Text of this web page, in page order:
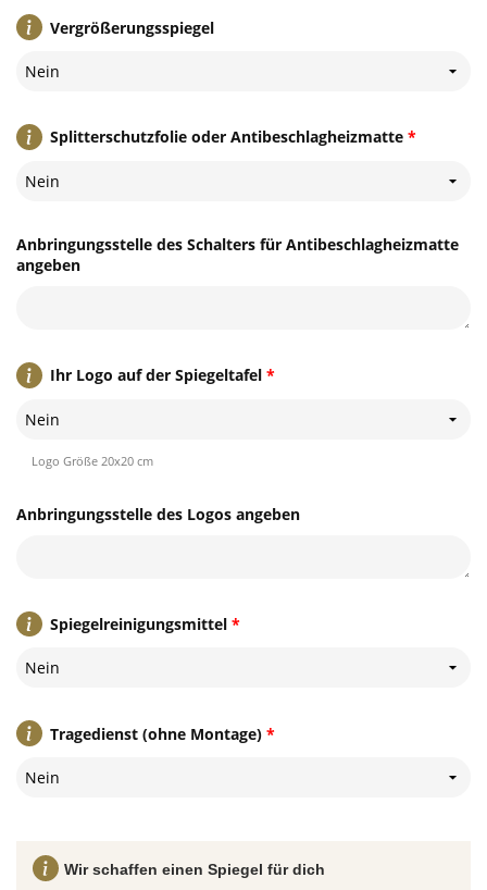
Vergrößerungsspiegel
Nein
*
Splitterschutzfolie oder Antibeschlagheizmatte
Nein
Anbringungsstelle des Schalters für Antibeschlagheizmatte
angeben
*
Ihr Logo auf der Spiegeltafel
Nein
Logo Größe 20x20 cm
Anbringungsstelle des Logos angeben
*
Spiegelreinigungsmittel
Nein
*
Tragedienst (ohne Montage)
Nein
Wir schaffen einen Spiegel für dich